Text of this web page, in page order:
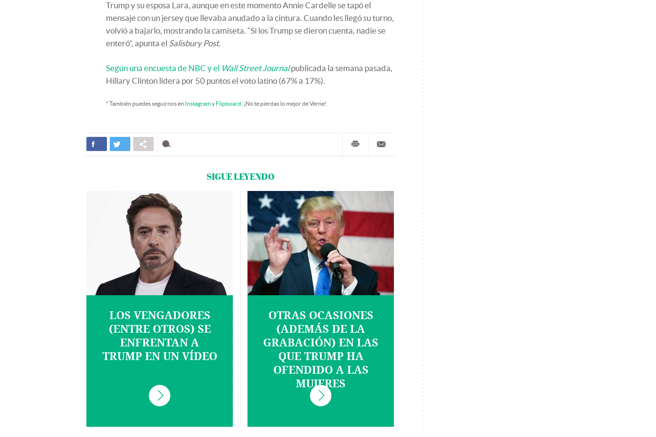
Trump y su esposa Lara, aunque en este momento Annie Cardelle se tapó el
mensaje con un jersey que llevaba anudado a la cintura. Cuando les llegó su turno,
volvió a bajarlo, mostrando la camiseta. “Si los Trump se dieron cuenta, nadie se
enteró”, apunta el Salisbury Post.
Según una encuesta de NBC y el Wall Street Journalpublicada la semana pasada,
Hillary Clinton lidera por 50 puntos el voto latino (67% a 17%).
* También puedes seguirnos en Instagramy Flipboard . ¡No te pierdas lo mejor de Verne!
SIGUE LEYENDO
LOS VENGADORES
(ENTRE OTROS) SE
ENFRENTAN A
TRUMP EN UN VÍDEO
OTRAS OCASIONES
(ADEMÁS DE LA
GRABACIÓN) EN LAS
QUE TRUMP HA
OFENDIDO A LAS
MUJERES